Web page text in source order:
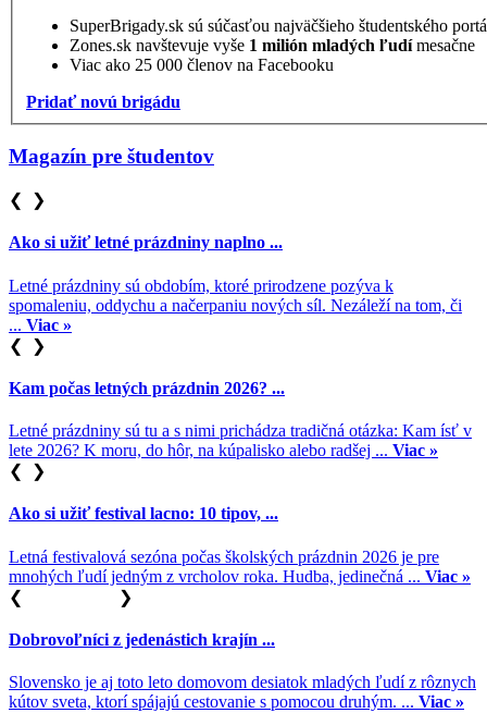
SuperBrigady.sk sú súčasťou najväčšieho študentského
Zones.sk navštevuje vyše 1 milión mladých ľudímesačne
Viac ako 25 000 členov na Facebooku
Pridať novú brigádu
Magazín pre študentov
❮ ❯
Ako si užiť letné prázdniny naplno ...
Letné prázdniny sú obdobím, ktoré prirodzene pozýva k
spomaleniu, oddychu a načerpaniu nových síl. Nezáleží na tom, či
... Viac »
❮
❯
Kam počas letných prázdnin 2026? ...
Letné prázdniny sú tu a s nimi prichádza tradičná otázka: Kam ísť v
lete 2026? K moru, do hôr, na kúpalisko alebo radšej ... Viac »
❮
❯
Ako si užiť festival lacno: 10 tipov, ...
Letná festivalová sezóna počas školských prázdnin 2026 je pre
mnohých ľudí jedným z vrcholov roka. Hudba, jedinečná ... Viac »
❮
❯
Dobrovoľníci z jedenástich krajín ...
Slovensko je aj toto leto domovom desiatok mladých ľudí z rôznych
kútov sveta, ktorí spájajú cestovanie s pomocou druhým. ... Viac »